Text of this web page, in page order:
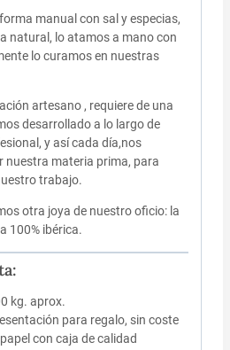
manual con sal y especias,
natural, lo atamos a mano con
lo curamos en nuestras
artesano , requiere de una
desarrollado a lo largo de
y así cada día,nos
nuestra materia prima, para
trabajo.
otra joya de nuestro oficio: la
100% ibérica.
kg. aprox.
para regalo, sin coste
con caja de calidad